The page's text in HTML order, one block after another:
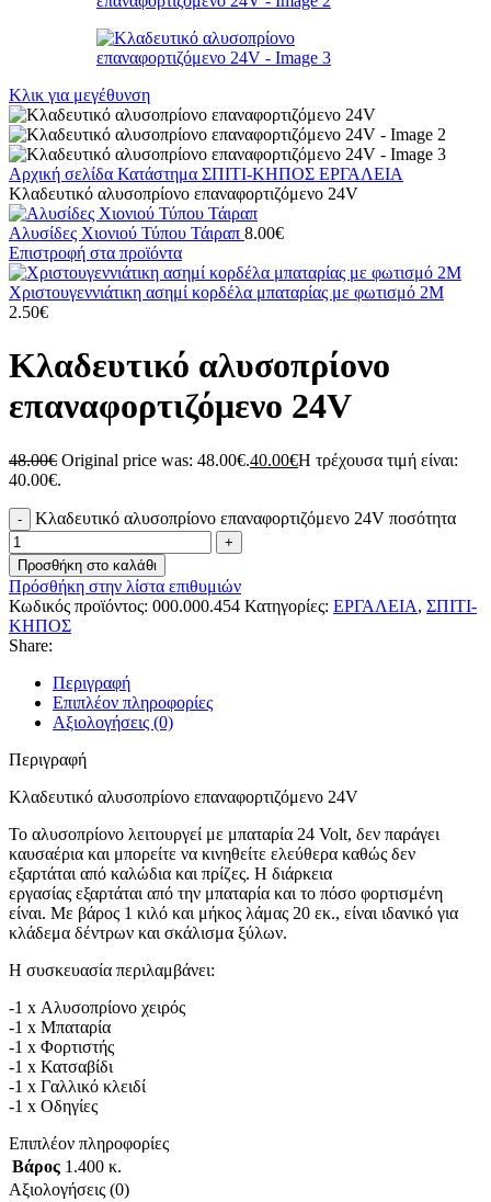
Κλικ για μεγέθυνση
Αρχική σελίδα Κατάστημα ΣΠΙΤΙ-ΚΗΠΟΣ ΕΡΓΑΛΕΙΑ
Κλαδευτικό αλυσοπρίονο επαναφορτιζόμενο 24V
Αλυσίδες Χιονιού Τύπου Τάιραπ 8.00€
Επιστροφή στα προϊόντα
Χριστουγεννιάτικη ασημί κορδέλα μπαταρίας με φωτισμό 2M
2.50€
Κλαδευτικό αλυσοπρίονο
επαναφορτιζόμενο 24V
48.00€ Original price was: 48.00€.40.00€Η τρέχουσα τιμή είναι:
40.00€.
Κλαδευτικό αλυσοπρίονο επαναφορτιζόμενο 24V ποσότητα
Προσθήκη στο καλάθι
Πρόσθήκη στην λίστα επιθυμιών
Κωδικός προϊόντος: 000.000.454 Κατηγορίες: ΕΡΓΑΛΕΙΑ, ΣΠΙΤΙ-
ΚΗΠΟΣ
Share:
Περιγραφή
Επιπλέον πληροφορίες
Αξιολογήσεις (0)
Περιγραφή
Κλαδευτικό αλυσοπρίονο επαναφορτιζόμενο 24V
Το αλυσοπρίονο λειτουργεί με μπαταρία 24 Volt, δεν παράγει
καυσαέρια και μπορείτε να κινηθείτε ελεύθερα καθώς δεν
εξαρτάται από καλώδια και πρίζες. Η διάρκεια
εργασίας εξαρτάται από την μπαταρία και το πόσο φορτισμένη
είναι. Με βάρος 1 κιλό και μήκος λάμας 20 εκ., είναι ιδανικό για
κλάδεμα δέντρων και σκάλισμα ξύλων.
Η συσκευασία περιλαμβάνει:
-1 x Αλυσοπρίονο χειρός
-1 x Μπαταρία
-1 x Φορτιστής
-1 x Κατσαβίδι
-1 x Γαλλικό κλειδί
-1 x Οδηγίες
Επιπλέον πληροφορίες
Βάρος 1.400 κ.
Αξιολογήσεις (0)